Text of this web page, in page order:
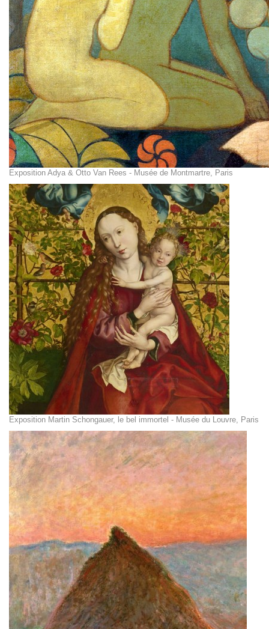
Exposition Adya & Otto Van Rees - Musée de Montmartre, Paris
Exposition Martin Schongauer, le bel immortel - Musée du Louvre, Paris